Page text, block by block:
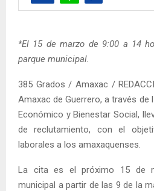
*El 15 de marzo de 9:00 a 14
parque municipal.
385 Grados / Amaxac /
Amaxac de Guerrero, a través de
Económico y Bienestar Social,
de reclutamiento, con el
laborales a los amaxaquenses.
La cita es el próximo 15 de
municipal a partir de las 9 de la